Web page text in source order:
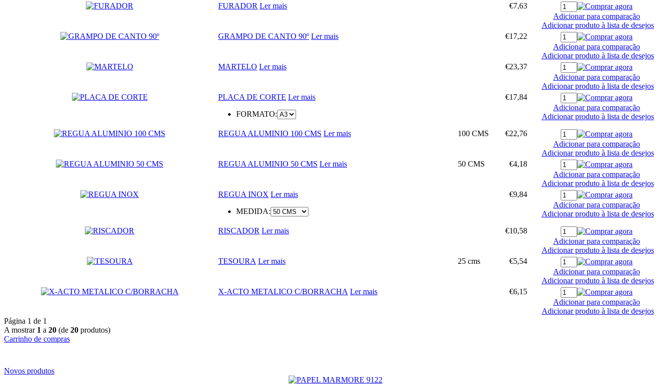
FURADOR Ler mais
€7,63
Adicionar para comparação
Adicionar produto à lista de desejos
GRAMPO DE CANTO 90º Ler mais
€17,22
Adicionar para comparação
Adicionar produto à lista de desejos
MARTELO Ler mais
€23,37
Adicionar para comparação
Adicionar produto à lista de desejos
PLACA DE CORTE Ler mais
FORMATO:
€17,84
Adicionar para comparação
Adicionar produto à lista de desejos
REGUA ALUMINIO 100 CMS Ler mais 100 CMS
€22,76
Adicionar para comparação
Adicionar produto à lista de desejos
REGUA ALUMINIO 50 CMS Ler mais 50 CMS
€4,18
Adicionar para comparação
Adicionar produto à lista de desejos
REGUA INOX Ler mais
MEDIDA:
€9,84
Adicionar para comparação
Adicionar produto à lista de desejos
RISCADOR Ler mais
€10,58
Adicionar para comparação
Adicionar produto à lista de desejos
TESOURA Ler mais 25 cms
€5,54
Adicionar para comparação
Adicionar produto à lista de desejos
X-ACTO METALICO C/BORRACHA Ler mais
€6,15
Adicionar para comparação
Adicionar produto à lista de desejos
Página 1 de 1
A mostrar 1 a 20 (de 20 produtos)
Carrinho de compras
Novos produtos